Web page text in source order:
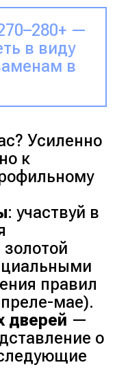
—
в виду
в
Усиленно
к
: участвуй в
правил
мае).
дверей —
о